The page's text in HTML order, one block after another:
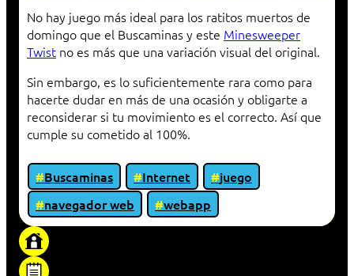
No hay juego más ideal para los ratitos muertos de
domingo que el Buscaminas y este Minesweeper
Twist no es más que una variación visual del original.
Sin embargo, es lo suficientemente rara como para
hacerte dudar en más de una ocasión y obligarte a
reconsiderar si tu movimiento es el correcto. Así que
cumple su cometido al 100%.
Buscaminas Internet
juego
navegador web
webapp